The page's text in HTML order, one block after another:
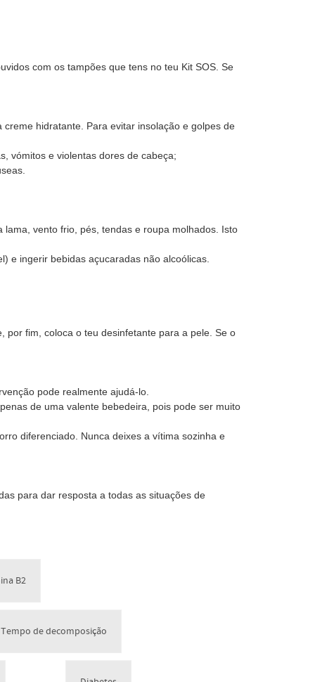
com os tampões que tens no teu Kit SOS. Se
hidratante. Para evitar insolação e golpes de
vómitos e violentas dores de cabeça;
vento frio, pés, tendas e roupa molhados. Isto
e ingerir bebidas açucaradas não alcoólicas.
por fim, coloca o teu desinfetante para a pele. Se o
pode realmente ajudá-lo.
de uma valente bebedeira, pois pode ser muito
diferenciado. Nunca deixes a vítima sozinha e
para dar resposta a todas as situações de
B2
Tempo de decomposição